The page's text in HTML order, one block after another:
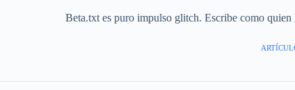
Beta.txt es puro impulso glitch. Escribe como